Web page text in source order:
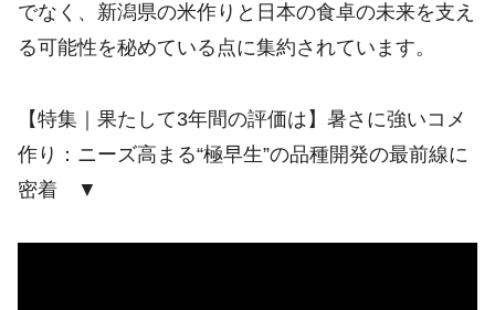
でなく、新潟県の米作りと日本の食卓の未来を支え
る可能性を秘めている点に集約されています。
【特集｜果たして3年間の評価は】暑さに強いコメ
作り：ニーズ高まる“極早生”の品種開発の最前線に
密着 ▼